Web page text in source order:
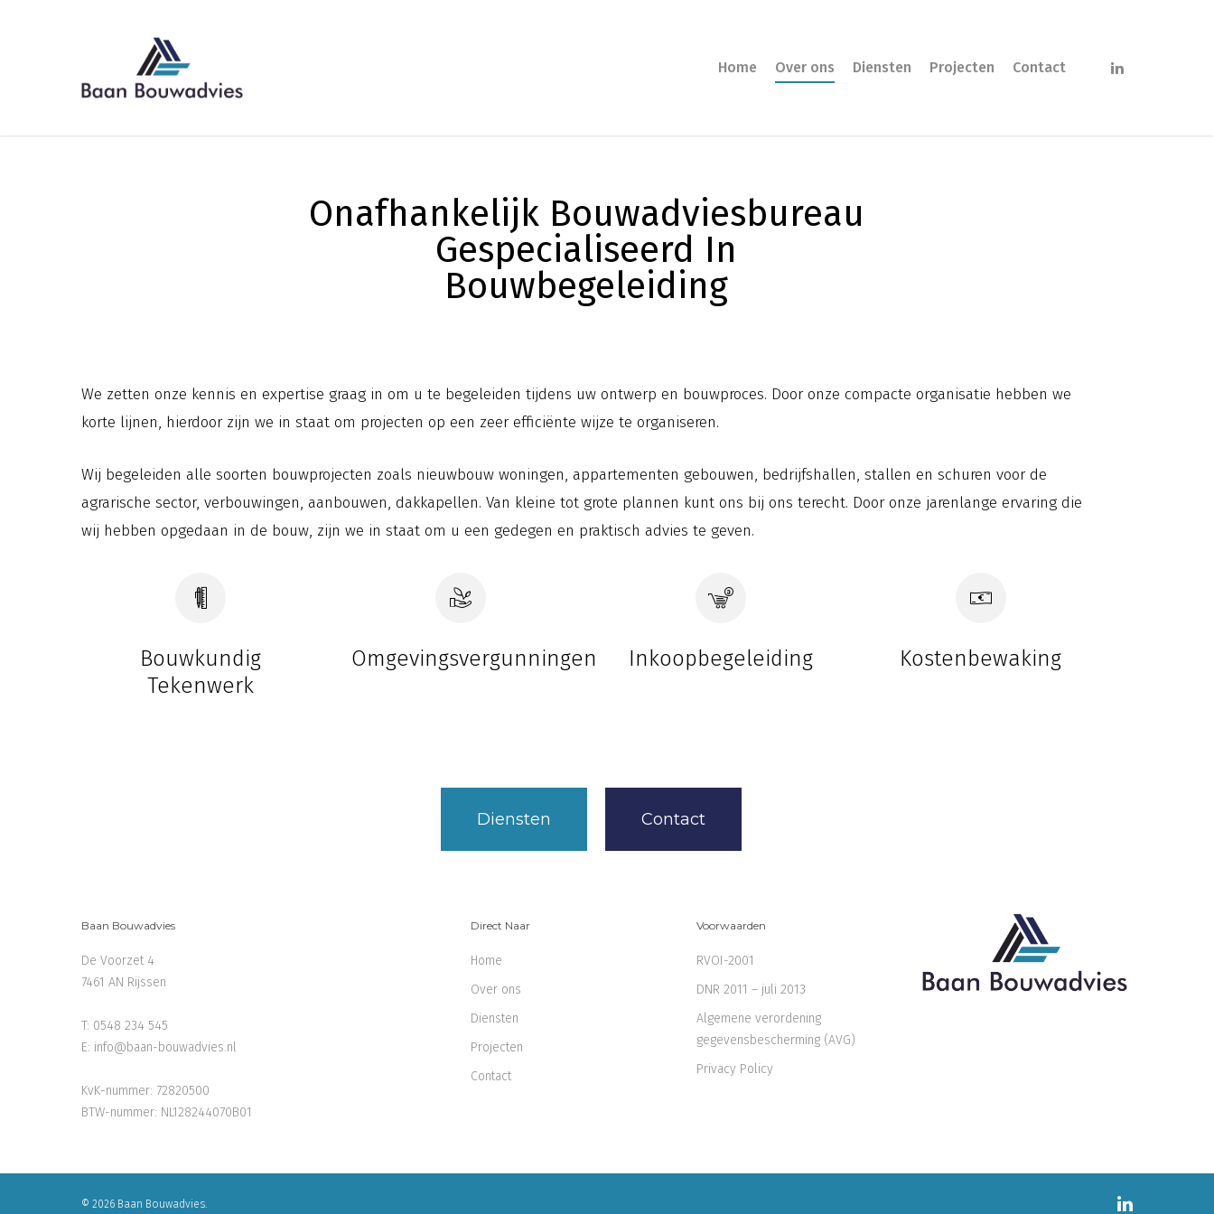
Home Over ons Diensten Projecten Contact
Onafhankelijk Bouwadviesbureau
Gespecialiseerd In
Bouwbegeleiding
We zetten onze kennis en expertise graag in om u te begeleiden tijdens uw ontwerp en bouwproces. Door onze compacte organisatie hebben we
korte lijnen, hierdoor zijn we in staat om projecten op een zeer efficiënte wijze te organiseren.
Wij begeleiden alle soorten bouwprojecten zoals nieuwbouw woningen, appartementen gebouwen, bedrijfshallen, stallen en schuren voor de
agrarische sector, verbouwingen, aanbouwen, dakkapellen. Van kleine tot grote plannen kunt ons bij ons terecht. Door onze jarenlange ervaring die
wij hebben opgedaan in de bouw, zijn we in staat om u een gedegen en praktisch advies te geven.
Bouwkundig
Tekenwerk
Omgevingsvergunningen Inkoopbegeleiding Kostenbewaking
Diensten Contact
Baan Bouwadvies
De Voorzet 4
7461 AN Rijssen
T: 0548 234 545
E: info@baan-bouwadvies.nl
KvK-nummer: 72820500
BTW-nummer: NL128244070B01
Direct Naar
Home
Over ons
Diensten
Projecten
Contact
Voorwaarden
RVOI-2001
DNR 2011 – juli 2013
Algemene verordening
gegevensbescherming (AVG)
Privacy Policy
© 2026 Baan Bouwadvies.